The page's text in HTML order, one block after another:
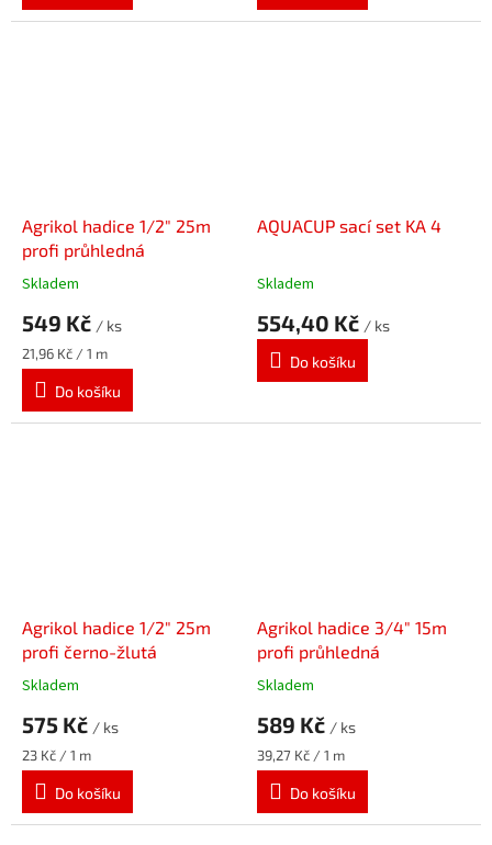
Agrikol hadice 1/2" 25m
profi průhledná
Skladem
549 Kč / ks
Měrná
cena:
21,96 Kč / 1 m
Do košíku
AQUACUP sací set KA 4
Skladem
554,40 Kč / ks
Do košíku
Agrikol hadice 1/2" 25m
profi černo-žlutá
Skladem
575 Kč / ks
Měrná
cena:
23 Kč / 1 m
Do košíku
Agrikol hadice 3/4" 15m
profi průhledná
Skladem
589 Kč / ks
Měrná
cena:
39,27 Kč / 1 m
Do košíku